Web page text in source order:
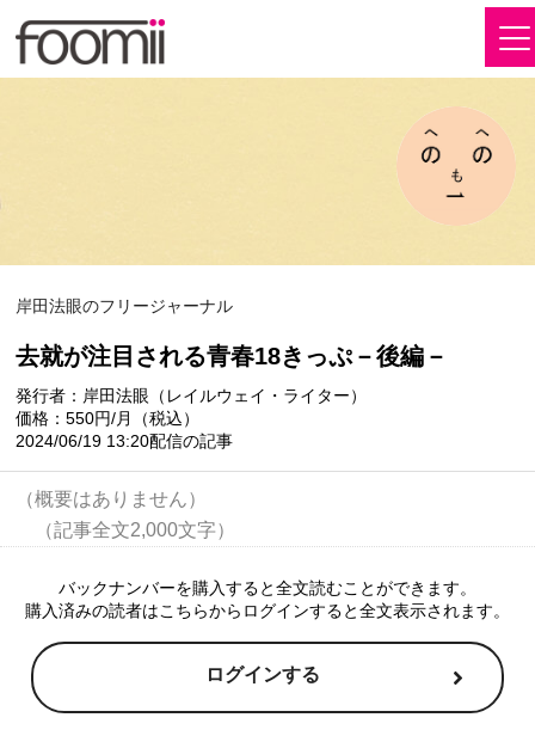
岸田法眼のフリージャーナル
去就が注目される青春18きっぷ－後編－
発行者：岸田法眼（レイルウェイ・ライター）
価格：550円/月（税込）
2024/06/19 13:20配信の記事
（概要はありません）
バックナンバーを購入すると全文読むことができます。
購入済みの読者はこちらからログインすると全文表示されます。
ログインする